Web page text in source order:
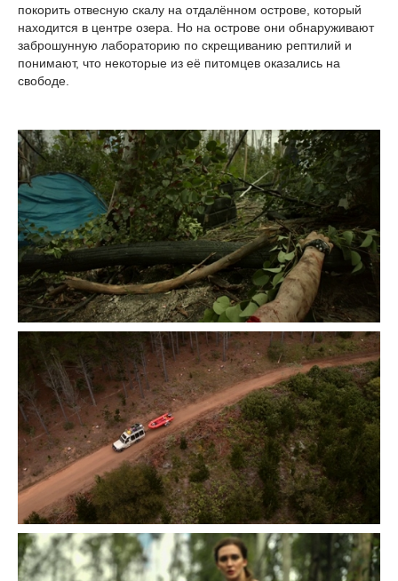
покорить отвесную скалу на отдалённом острове, который
находится в центре озера. Но на острове они обнаруживают
заброшунную лабораторию по скрещиванию рептилий и
понимают, что некоторые из её питомцев оказались на
свободе.